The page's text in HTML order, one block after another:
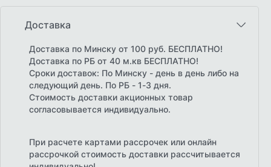
Доставка
Доставка по Минску от 100 руб. БЕСПЛАТНО!
Доставка по РБ от 40 м.кв БЕСПЛАТНО!
Сроки доставок: По Минску - день в день либо на
следующий день. По РБ - 1-3 дня.
Стоимость доставки акционных товар
согласовывается индивидуально.
При расчете картами рассрочек или онлайн
рассрочкой стоимость доставки рассчитывается